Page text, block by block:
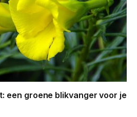
een groene blikvanger voor je